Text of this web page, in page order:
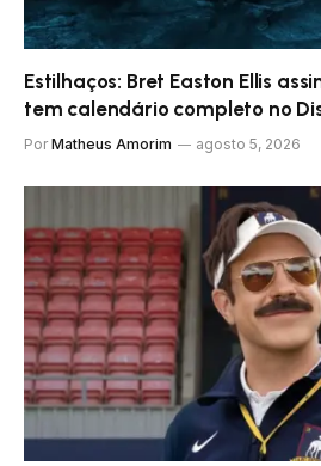
Estilhaços: Bret Easton Ellis
tem calendário completo no
Por Matheus Amorim agosto 5, 2026